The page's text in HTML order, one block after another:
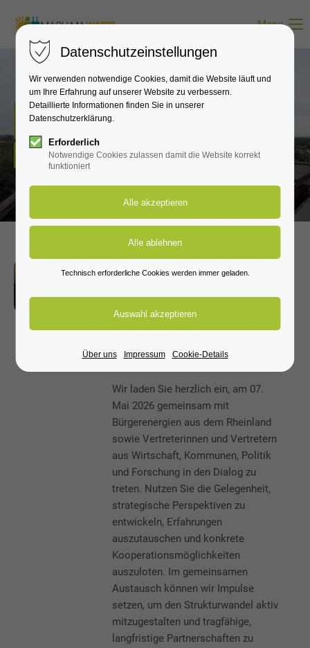
Menu
Neuigkeiten
Hier erfährst du alles zu den wichtigsten Neuigkeiten.
Bürgerenergie
Wir laden Sie herzlich ein, am 07.
Mai 2026 gemeinsam mit
Bürgerenergien aus dem Rheinland
sowie Vertreterinnen und Vertretern
aus Wirtschaft, Kommunen, Politik
und Forschung in den Dialog zu
treten. Nutzen Sie die Gelegenheit,
strategische Perspektiven zu
entwickeln, Erfahrungen
auszutauschen und konkrete
Kooperationsmöglichkeiten
auszuloten. Im gemeinsamen
Austausch können wir Impulse
setzen, um den Strukturwandel aktiv
mitzugestalten und tragfähige,
langfristige Partnerschaften zu
Datenschutzeinstellungen
Wir verwenden notwendige Cookies, damit die Website läuft und
um Ihre Erfahrung auf unserer Website zu verbessern.
Detaillierte Informationen finden Sie in unserer
Datenschutzerklärung.
Erforderlich
Notwendige Cookies zulassen damit die Website korrekt
funktioniert
Technisch erforderliche Cookies werden immer geladen.
Über uns Impressum Cookie-Details